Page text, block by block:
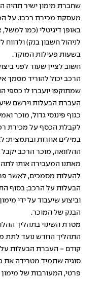
שחברת מימון ישיר תהיה
מעסקת מכירת רכבו. על
באופן דיגיטלי (כמו
לניהול חשבון בנק)
בשעות פעילות המוקד.
חשוב לציין שעוד לפני
הרכב יכול להוריד מסמך
שמתוקפו יועברו לו כספי
העברת הבעלות וירשם
כגוף פיננסי גדול, מוכר
לקבלת הכסף על מכירת
במילים אחרות ובתמצית:
ההלוואה, מוכר הרכב יקבל
מאתנו המעבירה אותו
להעלות מסמכים, לאשר
הבעלות על הרכב; בסוף
וביצוע שיעבוד על ידי
הבנק של המוכר.
מטרת השינוי בתהליך
התהליך החדש נועד לתת
קודם - העברת הבעלות על
סוגיה שתמיד מטרידה את
פרטי, המעורבות של מימון